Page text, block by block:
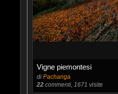
Vigne piemontesi
di Pachanga
22commenti, 1671 visite